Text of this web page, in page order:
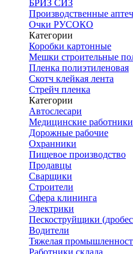
БРИЗ СИЗ
Производственные
Очки РУСОКО
Категории
Коробки картонные
Мешки строительные
Пленка полиэтиленовая
Скотч клейкая лента
Стрейч пленка
Категории
Автослесари
Медицинские работники
Дорожные рабочие
Охранники
Пищевое производство
Продавцы
Сварщики
Строители
Сфера клининга
Электрики
Пескоструйщики
Водители
Тяжелая
Работники склада